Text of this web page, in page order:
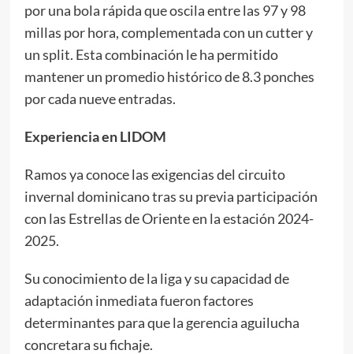
por una bola rápida que oscila entre las 97 y 98
millas por hora, complementada con un cutter y
un split. Esta combinación le ha permitido
mantener un promedio histórico de 8.3 ponches
por cada nueve entradas.
Experiencia en LIDOM
Ramos ya conoce las exigencias del circuito
invernal dominicano tras su previa participación
con las Estrellas de Oriente en la estación 2024-
2025.
Su conocimiento de la liga y su capacidad de
adaptación inmediata fueron factores
determinantes para que la gerencia aguilucha
concretara su fichaje.